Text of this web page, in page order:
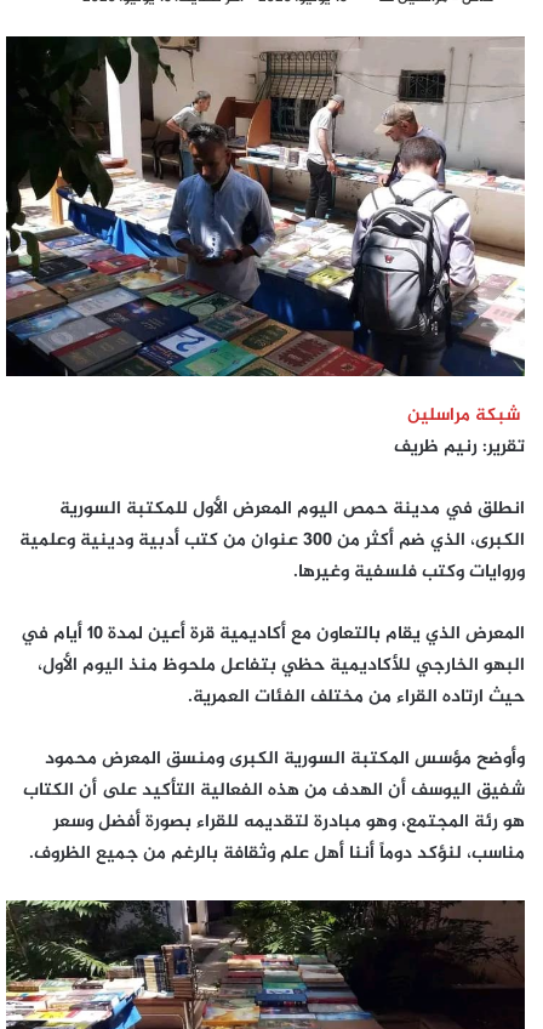
إلكترونيا
شبكة مراسلين
تقرير: رنيم ظريف
انطلق في مدينة حمص اليوم المعرض الأول للمكتبة السورية
الكبرى، الذي ضم أكثر من 300 عنوان من كتب أدبية ودينية وعلمية
وروايات وكتب فلسفية وغيرها.
المعرض الذي يقام بالتعاون مع أكاديمية قرة أعين لمدة 10 أيام في
البهو الخارجي للأكاديمية حظي بتفاعل ملحوظ منذ اليوم الأول،
حيث ارتاده القراء من مختلف الفئات العمرية.
وأوضح مؤسس المكتبة السورية الكبرى ومنسق المعرض محمود
شفيق اليوسف أن الهدف من هذه الفعالية التأكيد على أن الكتاب
هو رئة المجتمع، وهو مبادرة لتقديمه للقراء بصورة أفضل وسعر
مناسب، لنؤكد دوماً أننا أهل علم وثقافة بالرغم من جميع الظروف.